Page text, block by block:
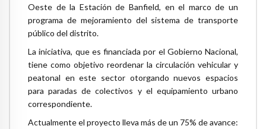
Oeste de la Estación de Banfield, en el marco de un
programa de mejoramiento del sistema de transporte
público del distrito.
La iniciativa, que es financiada por el Gobierno Nacional,
tiene como objetivo reordenar la circulación vehicular y
peatonal en este sector otorgando nuevos espacios
para paradas de colectivos y el equipamiento urbano
correspondiente.
Actualmente el proyecto lleva más de un 75% de avance: